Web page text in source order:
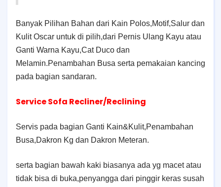
Banyak Pilihan Bahan dari Kain Polos,Motif,Salur dan
Kulit Oscar untuk di pilih,dari Pernis Ulang Kayu atau
Ganti Warna Kayu,Cat Duco dan
Melamin.Penambahan Busa serta pemakaian kancing
pada bagian sandaran.
Service Sofa Recliner/Reclining
Servis pada bagian Ganti Kain&Kulit,Penambahan
Busa,Dakron Kg dan Dakron Meteran.
serta bagian bawah kaki biasanya ada yg macet atau
tidak bisa di buka,penyangga dari pinggir keras susah